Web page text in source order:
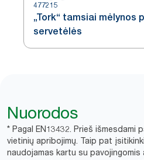
477215
„Tork“ tamsiai mėlynos
servetėlės
Nuorodos
* Pagal EN13432. Prieš išmesdami
vietinių apribojimų. Taip pat
naudojamas kartu su